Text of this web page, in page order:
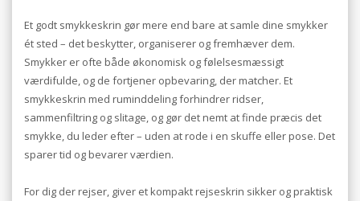
Et godt smykkeskrin gør mere end bare at samle dine smykker
ét sted – det beskytter, organiserer og fremhæver dem.
Smykker er ofte både økonomisk og følelsesmæssigt
værdifulde, og de fortjener opbevaring, der matcher. Et
smykkeskrin med ruminddeling forhindrer ridser,
sammenfiltring og slitage, og gør det nemt at finde præcis det
smykke, du leder efter – uden at rode i en skuffe eller pose. Det
sparer tid og bevarer værdien.
For dig der rejser, giver et kompakt rejseskrin sikker og praktisk